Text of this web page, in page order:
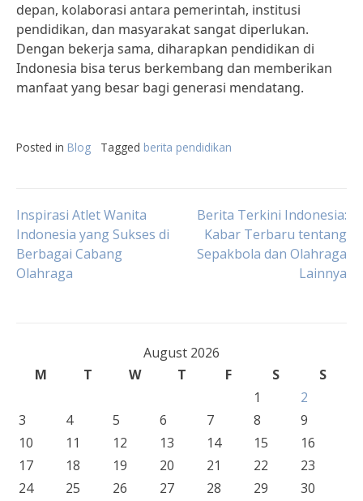
depan, kolaborasi antara pemerintah, institusi
pendidikan, dan masyarakat sangat diperlukan.
Dengan bekerja sama, diharapkan pendidikan di
Indonesia bisa terus berkembang dan memberikan
manfaat yang besar bagi generasi mendatang.
Posted in Blog Tagged berita pendidikan
Post
navigation
Inspirasi Atlet Wanita
Indonesia yang Sukses di
Berbagai Cabang
Olahraga
Berita Terkini Indonesia:
Kabar Terbaru tentang
Sepakbola dan Olahraga
Lainnya
August 2026
M
T W T F S
S
1
2
3
4 5 6 7 8
9
10
11 12 13 14 15
16
17
18 19 20 21 22
23
24
25 26 27 28 29
30